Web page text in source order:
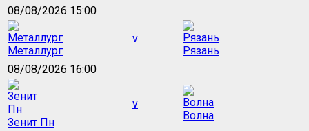
08/08/2026 15:00
Металлург
v
Рязань
08/08/2026 16:00
Зенит Пн
v
Волна